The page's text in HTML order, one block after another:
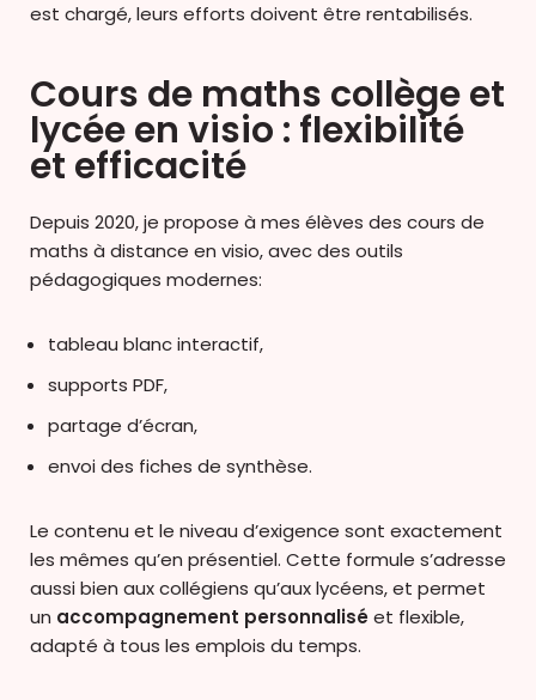
est chargé, leurs efforts doivent être rentabilisés.
Cours de maths collège et
lycée en visio : flexibilité
et efficacité
Depuis 2020, je propose à mes élèves des cours de
maths à distance en visio, avec des outils
pédagogiques modernes:
tableau blanc interactif,
supports PDF,
partage d’écran,
envoi des fiches de synthèse.
Le contenu et le niveau d’exigence sont exactement
les mêmes qu’en présentiel. Cette formule s’adresse
aussi bien aux collégiens qu’aux lycéens, et permet
un accompagnement personnaliséet flexible,
adapté à tous les emplois du temps.